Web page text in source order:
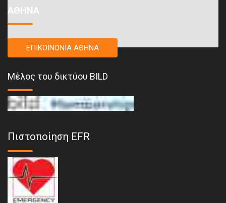
ΑΘΗΝΑ
ΕΠΙΚΟΙΝΩΝΙΑ ΑΘΗΝΑ
Μέλος του δικτύου BILD
Πιστοποίηση EFR